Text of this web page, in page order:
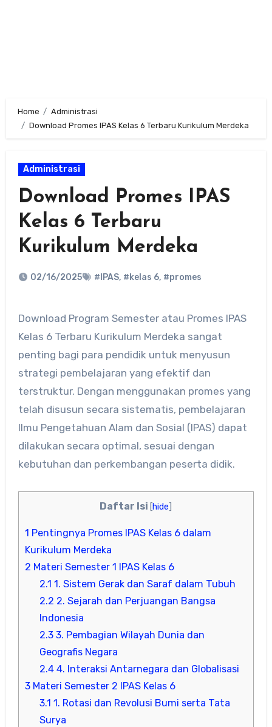
Home
Administrasi
Download Promes IPAS Kelas 6 Terbaru Kurikulum Merdeka
Administrasi
Download Promes IPAS
Kelas 6 Terbaru
Kurikulum Merdeka
02/16/2025 #IPAS, #kelas 6, #promes
Download Program Semester atau Promes IPAS
Kelas 6 Terbaru Kurikulum Merdeka sangat
penting bagi para pendidik untuk menyusun
strategi pembelajaran yang efektif dan
terstruktur. Dengan menggunakan promes yang
telah disusun secara sistematis, pembelajaran
Ilmu Pengetahuan Alam dan Sosial (IPAS) dapat
dilakukan secara optimal, sesuai dengan
kebutuhan dan perkembangan peserta didik.
Daftar Isi [hide]
1 Pentingnya Promes IPAS Kelas 6 dalam
Kurikulum Merdeka
2 Materi Semester 1 IPAS Kelas 6
2.1 1. Sistem Gerak dan Saraf dalam Tubuh
2.2 2. Sejarah dan Perjuangan Bangsa
Indonesia
2.33. Pembagian Wilayah Dunia dan
Geografis Negara
2.44. Interaksi Antarnegara dan Globalisasi
3Materi Semester 2 IPAS Kelas 6
3.1 1. Rotasi dan Revolusi Bumi serta Tata
Surya